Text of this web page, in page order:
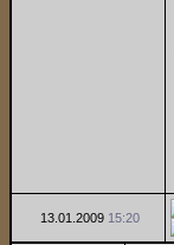
13.01.2009 15:20